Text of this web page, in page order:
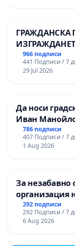
ГРАЖДАНСКА
НА
966 подписи
441 Подписи / 7
29 Jul 2026
Да носи
Иван
786 подписи
407 Подписи / 7
1 Aug 2026
За незабавно
организация
гарантиране
и
ОУ „Княз
292 подписи
292 Подписи / 7
6 Aug 2026